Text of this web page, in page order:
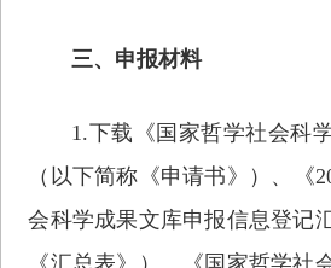
三、申报材料
1.下载《国家哲学社会科
（以下简称《申请书》）、《
会科学成果文库申报信息登记
《汇总表》）、《国家哲学社